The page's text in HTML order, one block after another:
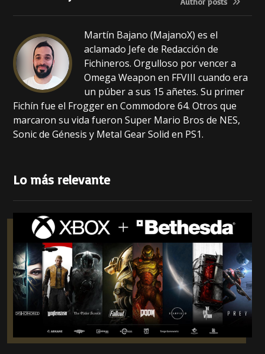
k
Martín Bajano (MajanoX) es el
aclamado Jefe de Redacción de
Fichineros. Orgulloso por vencer a
Omega Weapon en FFVIII cuando era
un púber a sus 15 añetes. Su primer
Fichín fue el Frogger en Commodore 64. Otros que
marcaron su vida fueron Super Mario Bros de NES,
Sonic de Génesis y Metal Gear Solid en PS1.
Lo más relevante